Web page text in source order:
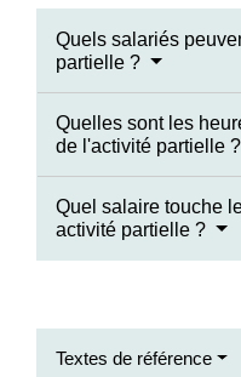
Quels salariés
partielle ?
Quelles sont les
de l'activité partielle ?
Quel salaire touche
activité partielle ?
Textes de référence